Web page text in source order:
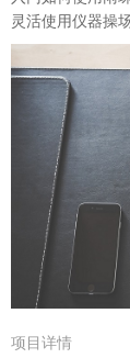
灵活使用仪器操
项目详情